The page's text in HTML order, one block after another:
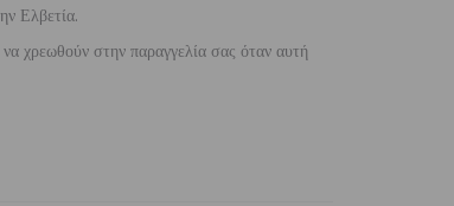
Ελβετία.
χρεωθούν στην παραγγελία σας όταν αυτή